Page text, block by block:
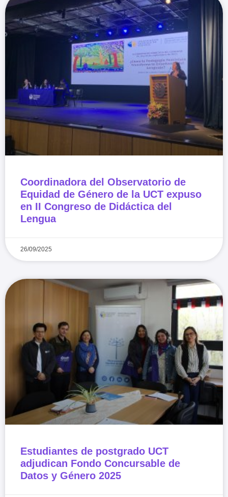
Coordinadora del Observatorio de
Equidad de Género de la UCT expuso
en II Congreso de Didáctica del
Lengua
26/09/2025
Estudiantes de postgrado UCT
adjudican Fondo Concursable de
Datos y Género 2025